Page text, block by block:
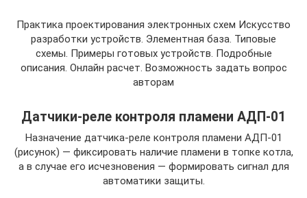
Практика проектирования электронных схем Искусство
разработки устройств. Элементная база. Типовые
схемы. Примеры готовых устройств. Подробные
описания. Онлайн расчет. Возможность задать вопрос
авторам
Датчики-реле контроля пламени АДП-01
Назначение датчика-реле контроля пламени АДП-01
(рисунок) — фиксировать наличие пламени в топке котла,
а в случае его исчезновения — формировать сигнал для
автоматики защиты.